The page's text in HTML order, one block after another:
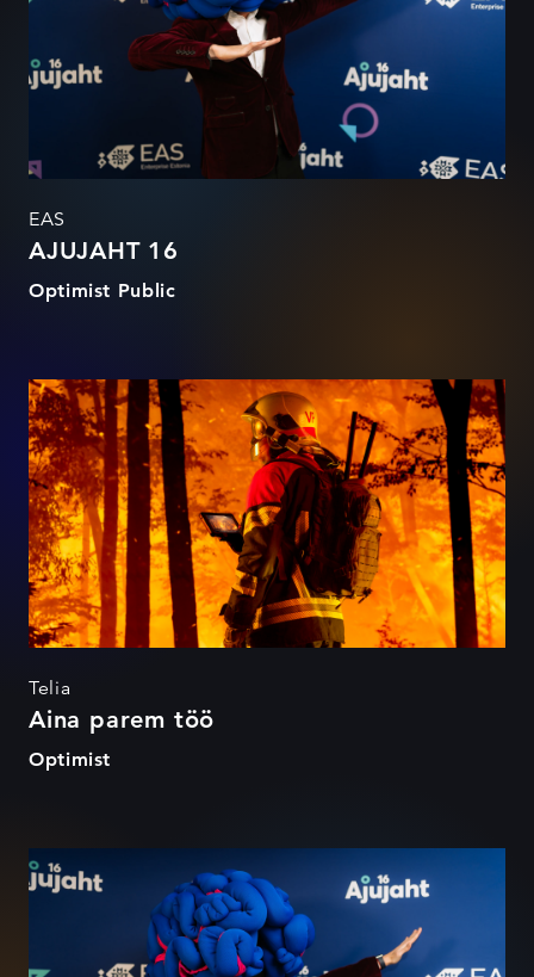
EAS
AJUJAHT 16
Optimist Public
Aina parem töö
Telia
Aina parem töö
Optimist
AJUJAHT 16